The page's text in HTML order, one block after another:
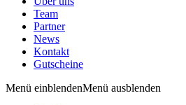
Team
Partner
News
Kontakt
Gutscheine
Menü einblendenMenü ausblenden